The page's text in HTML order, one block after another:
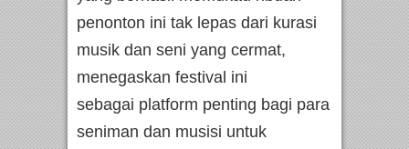
penonton ini tak lepas dari kurasi
musik dan seni yang cermat,
menegaskan festival ini
sebagai platform penting bagi para
seniman dan musisi untuk